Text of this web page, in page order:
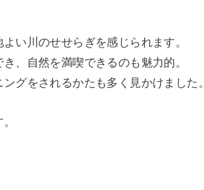
い川のせせらぎを感じられます。
、自然を満喫できるのも魅力的。
グをされるかたも多く見かけました。